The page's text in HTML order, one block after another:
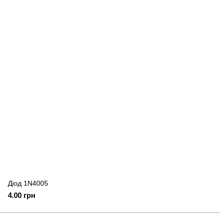
Діод 1N4005
4.00 грн